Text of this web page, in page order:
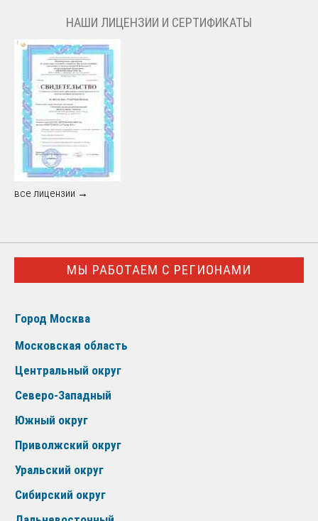
НАШИ ЛИЦЕНЗИИ И СЕРТИФИКАТЫ
все лицензии →
МЫ РАБОТАЕМ С РЕГИОНАМИ
Город Москва
Московская область
Центральный округ
Северо-Западный
Южный округ
Приволжский округ
Уральский округ
Сибирский округ